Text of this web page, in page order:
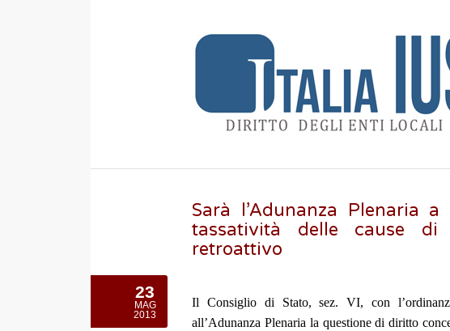
Sarà l’Adunanza Plenaria
tassatività delle cause di
retroattivo
23
MAG
2013
Il Consiglio di Stato, sez. VI, con
all’Adunanza Plenaria la questione di diritto